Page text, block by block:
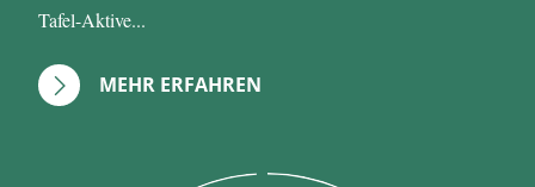
Tafel-Aktive...
MEHR ERFAHREN